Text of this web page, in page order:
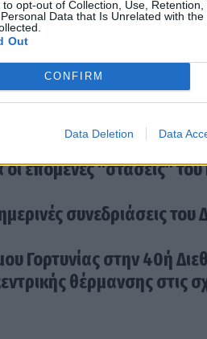
to opt-out of Collection, Use,
Data that Is Unrelated with
Out
CONFIRM
Data Deletion Data
viral στο ΑΛ-ΤΣΑΝΤΙΡΙ
οι επόμενες "στάσεις"
συνεδριάσεις
Γορτυνίας στην 40ή
θέρμανσης στις